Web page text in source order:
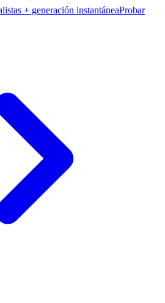
+ generación instantáneaProbar